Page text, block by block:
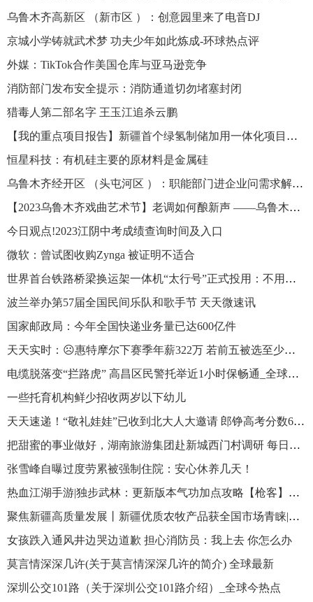
乌鲁木齐高新区 （新市区 ）：创意园里来了电音DJ
京城小学铸就武术梦 功夫少年如此炼成-环球热点评
外媒：TikTok合作美国仓库与亚马逊竞争
消防部门发布安全提示：消防通道切勿堵塞封闭
猎毒人第二部名字 王玉江追杀云鹏
【我的重点项目报告】新疆首个绿氢制储加用一体化项目启动 热点评
恒星科技：有机硅主要的原材料是金属硅
乌鲁木齐经开区 （头屯河区 ）：职能部门进企业问需求解难题
【2023乌鲁木齐戏曲艺术节】老调如何酿新声 ——乌鲁木齐戏曲院团负责人谈传承与创新-环球关注
今日观点!2023江阴中考成绩查询时间及入口
微软：曾试图收购Zynga 被证明不适合
世界首台铁路桥梁换运架一体机“太行号”正式投用：不用断线、停运了 今日看点
波兰举办第57届全国民间乐队和歌手节 天天微速讯
国家邮政局：今年全国快递业务量已达600亿件
天天实时：☹️惠特摩尔下赛季年薪322万 若前五被选至少是800万
电缆脱落变“拦路虎” 高昌区民警托举近1小时保畅通_全球热点
一些托育机构鲜少招收两岁以下幼儿
天天速递！“敬礼娃娃”已收到北大人大邀请 郎铮高考分数637分
把甜蜜的事业做好，湖南旅游集团赴新城西门村调研 每日速读
张雪峰自曝过度劳累被强制住院：安心休养几天！
热血江湖手游|独步武林：更新版本气功加点攻略【枪客】篇！|时快讯
聚焦新疆高质量发展丨新疆优质农牧产品获全国市场青睐|环球要闻
女孩跌入通风井边哭边道歉 担心消防员：我上去 你怎么办
莫言情深深几许(关于莫言情深深几许的简介) 全球最新
深圳公交101路（关于深圳公交101路介绍）_全球今热点